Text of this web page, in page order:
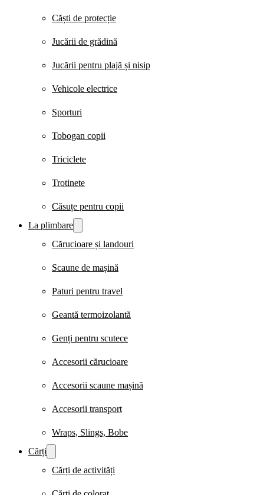
Căști de protecție
Jucării de grădină
Jucării pentru plajă și nisip
Vehicole electrice
Sporturi
Tobogan copii
Triciclete
Trotinete
Căsuțe pentru copii
La plimbare
Cărucioare și landouri
Scaune de mașină
Paturi pentru travel
Geantă termoizolantă
Genți pentru scutece
Accesorii cărucioare
Accesorii scaune mașină
Accesorii transport
Wraps, Slings, Bobe
Cărți
Cărți de activități